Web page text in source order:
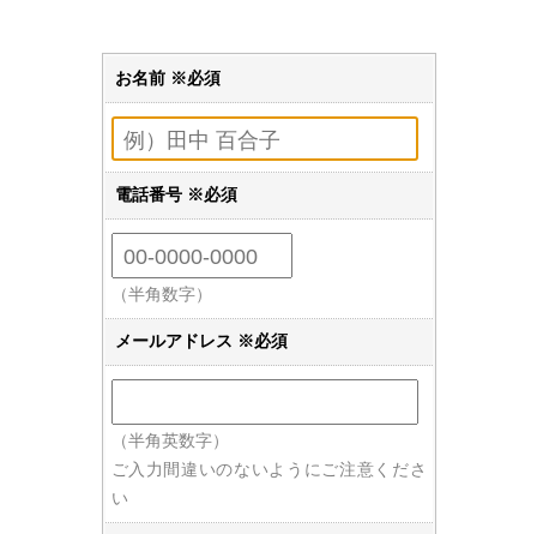
お名前 ※必須
電話番号 ※必須
（半角数字）
メールアドレス ※必須
（半角英数字）
ご入力間違いのないようにご注意くださ
い